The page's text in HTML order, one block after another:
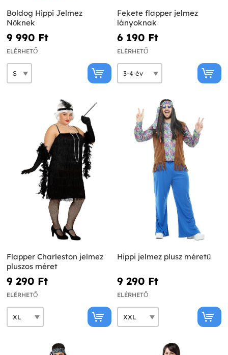
Boldog Hippi Jelmez
Nőknek
9 990 Ft‎
ELÉRHETŐ
Fekete flapper jelmez
lányoknak
6 190 Ft‎
ELÉRHETŐ
Flapper Charleston jelmez
pluszos méret
9 290 Ft‎
ELÉRHETŐ
Hippi jelmez plusz méretű
9 290 Ft‎
ELÉRHETŐ